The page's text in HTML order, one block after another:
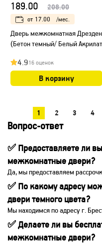
189.00 208.00
от 17.00 /мес.
Дверь межкомнатная Дрезден
(Бетон темный/ Белый
4.916 оценок
В корзину
1 2 3 4
Вопрос-ответ
✅ Предоставляете ли
межкомнатные двери?
Да, мы предоставляем
✅ По какому адресу
двери темного цвета?
Мы находимся по адресу г.
✅ Делаете ли вы
межкомнатные двери?